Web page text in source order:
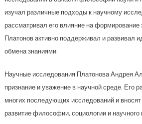
изучал различные подходы к научному
рассматривал его влияние на формирование
Платонов активно поддерживал и развивал
обмена знаниями.
Научные исследования Платонова Андрея
признание и уважение в научной среде. Его
многих последующих исследований и
развитие философии, социологии и научного